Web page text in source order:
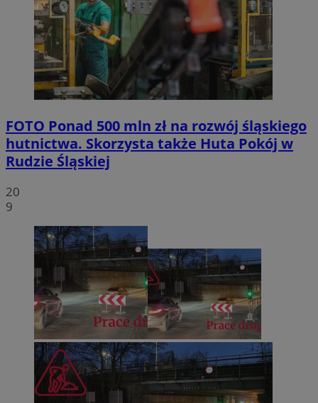
FOTO Ponad 500 mln zł na rozwój śląskiego
hutnictwa. Skorzysta także Huta Pokój w
Rudzie Śląskiej
20
9